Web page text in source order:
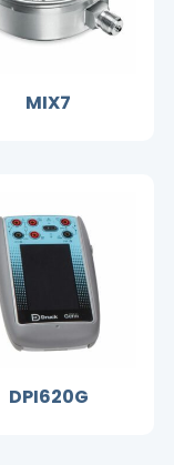
MIX7
DPI620G